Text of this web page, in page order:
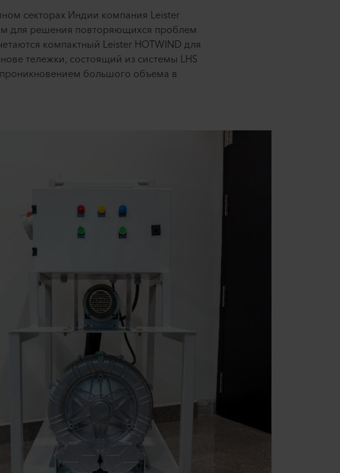
секторах Индии компания Leister
для решения повторяющихся проблем
компактный Leister HOTWIND для
тележки, состоящий из системы LHS
большого объема в